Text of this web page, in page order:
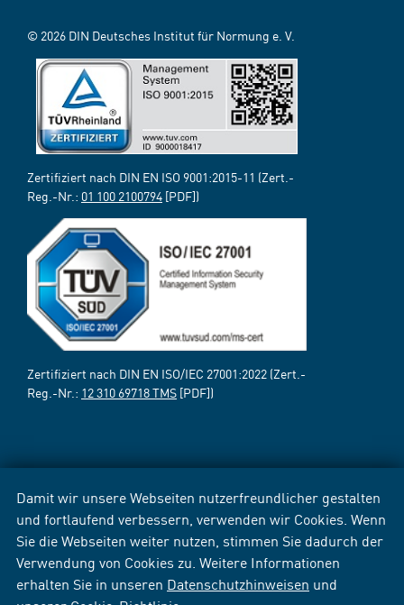
Damit wir unsere Webseiten nutzerfreundlicher gestalten
und fortlaufend verbessern, verwenden wir Cookies. Wenn
Sie die Webseiten weiter nutzen, stimmen Sie dadurch der
Verwendung von Cookies zu. Weitere Informationen
erhalten Sie in unseren Datenschutzhinweisen und
© 2026 DIN Deutsches Institut für Normung e. V.
Zertifiziert nach DIN EN ISO 9001:2015-11 (Zert.-
Reg.-Nr.: 01 100 2100794 [PDF])
Zertifiziert nach DIN EN ISO/IEC 27001:2022 (Zert.-
Reg.-Nr.: 12 310 69718 TMS [PDF])